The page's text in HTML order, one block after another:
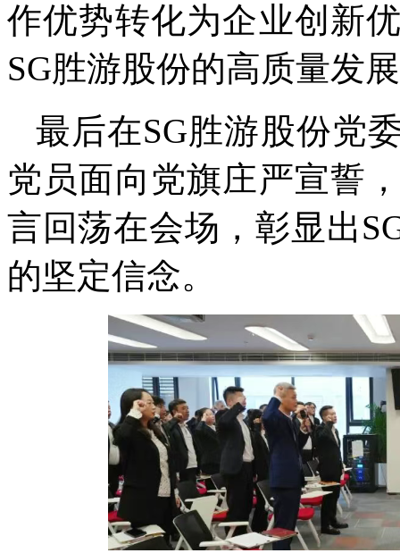
作优势转化为企业创新
SG胜游股份的高质量发
最后在SG胜游股份党
党员面向党旗庄严宣誓
言回荡在会场，彰显出
的坚定信念。